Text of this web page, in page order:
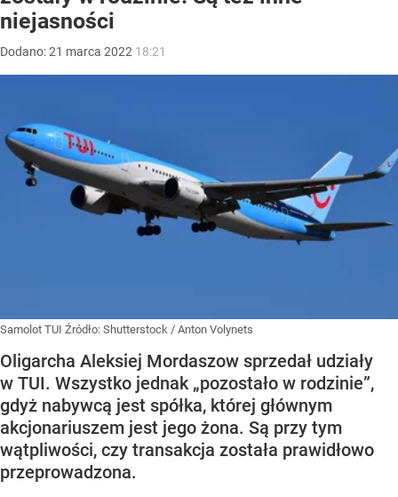
niejasności
Dodano:21 marca 2022 18:21
Samolot TUI Źródło: Shutterstock / Anton Volynets
Oligarcha Aleksiej Mordaszow sprzedał udziały
w TUI. Wszystko jednak „pozostało w rodzinie”,
gdyż nabywcą jest spółka, której głównym
akcjonariuszem jest jego żona. Są przy tym
wątpliwości, czy transakcja została prawidłowo
przeprowadzona.